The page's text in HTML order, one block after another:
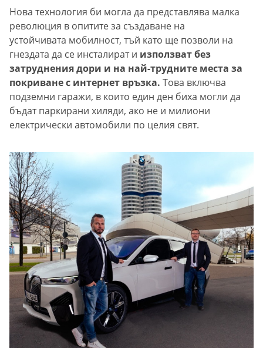
Нова технология би могла да представлява малка
революция в опитите за създаване на
устойчивата мобилност, тъй като ще позволи на
гнездата да се инсталират и използват без
затруднения дори и на най-трудните места за
покриване с интернет връзка. Това включва
подземни гаражи, в които един ден биха могли да
бъдат паркирани хиляди, ако не и милиони
електрически автомобили по целия свят.